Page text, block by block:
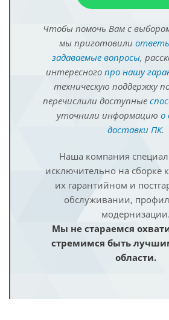
Чтобы помочь Вам с
мы приготовили
задаваемые вопросы,
интересного про нашу
техническую поддержку
перечислили доступные
уточнили информацию о
доставки ПК.
Наша компания
исключительно на сборке
их гарантийном и
обслуживании,
модернизации.
Мы не стараемся
стремимся быть
области.